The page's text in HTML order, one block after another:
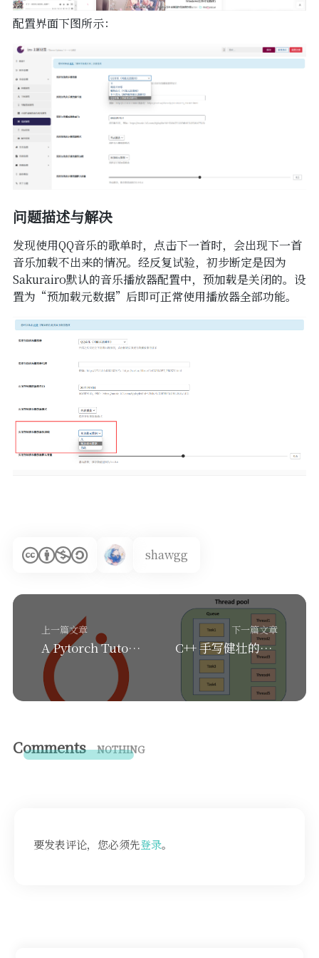
配置界面下图所示：
问题描述与解决
发现使用QQ音乐的歌单时，点击下一首时，会出现下一首
音乐加载不出来的情况。经反复试验，初步断定是因为
Sakurairo默认的音乐播放器配置中，预加载是关闭的。设
置为“预加载元数据”后即可正常使用播放器全部功能。
shawgg
上一篇文章
A Pytorch Tutorial
下一篇文章
C++ 手写健壮的现代线程池 (支持返回值与异常安全)
Comments NOTHING
要发表评论，您必须先登录。